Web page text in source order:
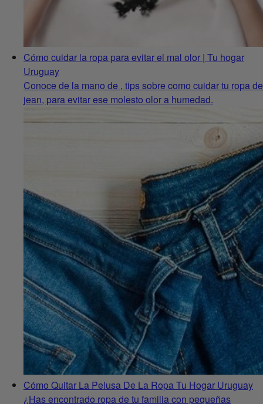
Cómo cuidar la ropa para evitar el mal olor | Tu hogar
Uruguay
Conoce de la mano de , tips sobre como cuidar tu ropa de
jean, para evitar ese molesto olor a humedad.
Cómo Quitar La Pelusa De La Ropa Tu Hogar Uruguay
¿Has encontrado ropa de tu familia con pequeñas